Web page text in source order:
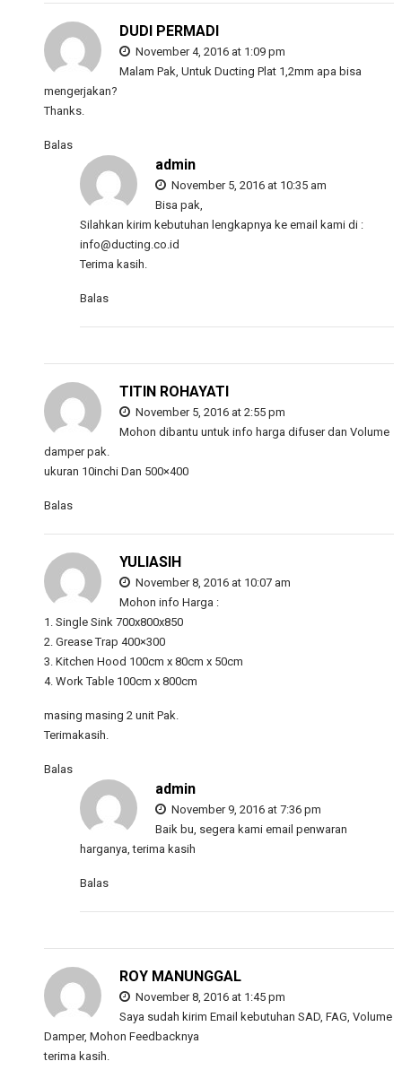
DUDI PERMADI
November 4, 2016 at 1:09 pm
Malam Pak, Untuk Ducting Plat 1,2mm apa bisa
mengerjakan?
Thanks.
Balas
admin
November 5, 2016 at 10:35 am
Bisa pak,
Silahkan kirim kebutuhan lengkapnya ke email kami di :
info@ducting.co.id
Terima kasih.
Balas
TITIN ROHAYATI
November 5, 2016 at 2:55 pm
Mohon dibantu untuk info harga difuser dan Volume
damper pak.
ukuran 10inchi Dan 500×400
Balas
YULIASIH
November 8, 2016 at 10:07 am
Mohon info Harga :
1. Single Sink 700x800x850
2. Grease Trap 400×300
3. Kitchen Hood 100cm x 80cm x 50cm
4. Work Table 100cm x 800cm
masing masing 2 unit Pak.
Terimakasih.
Balas
admin
November 9, 2016 at 7:36 pm
Baik bu, segera kami email penwaran
harganya, terima kasih
Balas
ROY MANUNGGAL
November 8, 2016 at 1:45 pm
Saya sudah kirim Email kebutuhan SAD, FAG, Volume
Damper, Mohon Feedbacknya
terima kasih.